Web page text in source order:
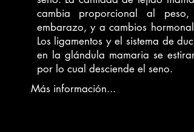
cambia proporcional al peso,
embarazo, y a cambios
Los ligamentos y el sistema de
en la glándula mamaria se
por lo cual desciende el seno.
Más información...